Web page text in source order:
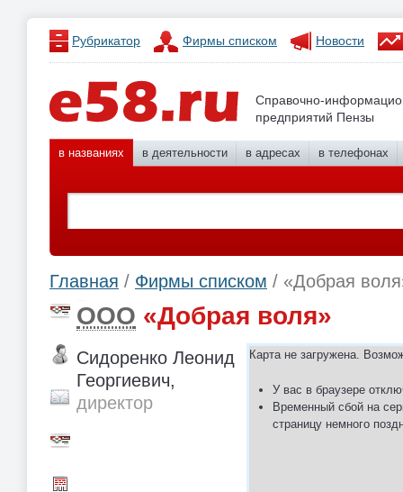
Рубрикатор Фирмы списком Новости
Справочно-
предприятий Пензы
в названиях в деятельности в адресах в телефонах
Главная / Фирмы списком / «Добрая
ООО «Добрая воля»
Карта не загружена.
У вас в браузере
Временный сбой на
страницу немного
Сидоренко Леонид
Георгиевич,
директор